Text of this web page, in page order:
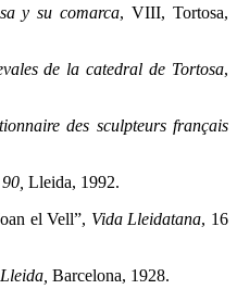
y su comarca, VIII, Tortosa,
de la catedral de Tortosa,
des sculpteurs français
Lleida, 1992.
el Vell”, Vida Lleidatana, 16
Barcelona, 1928.